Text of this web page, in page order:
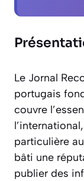
Le Jornal
portugais
couvre
particulière
bâti une
publier des